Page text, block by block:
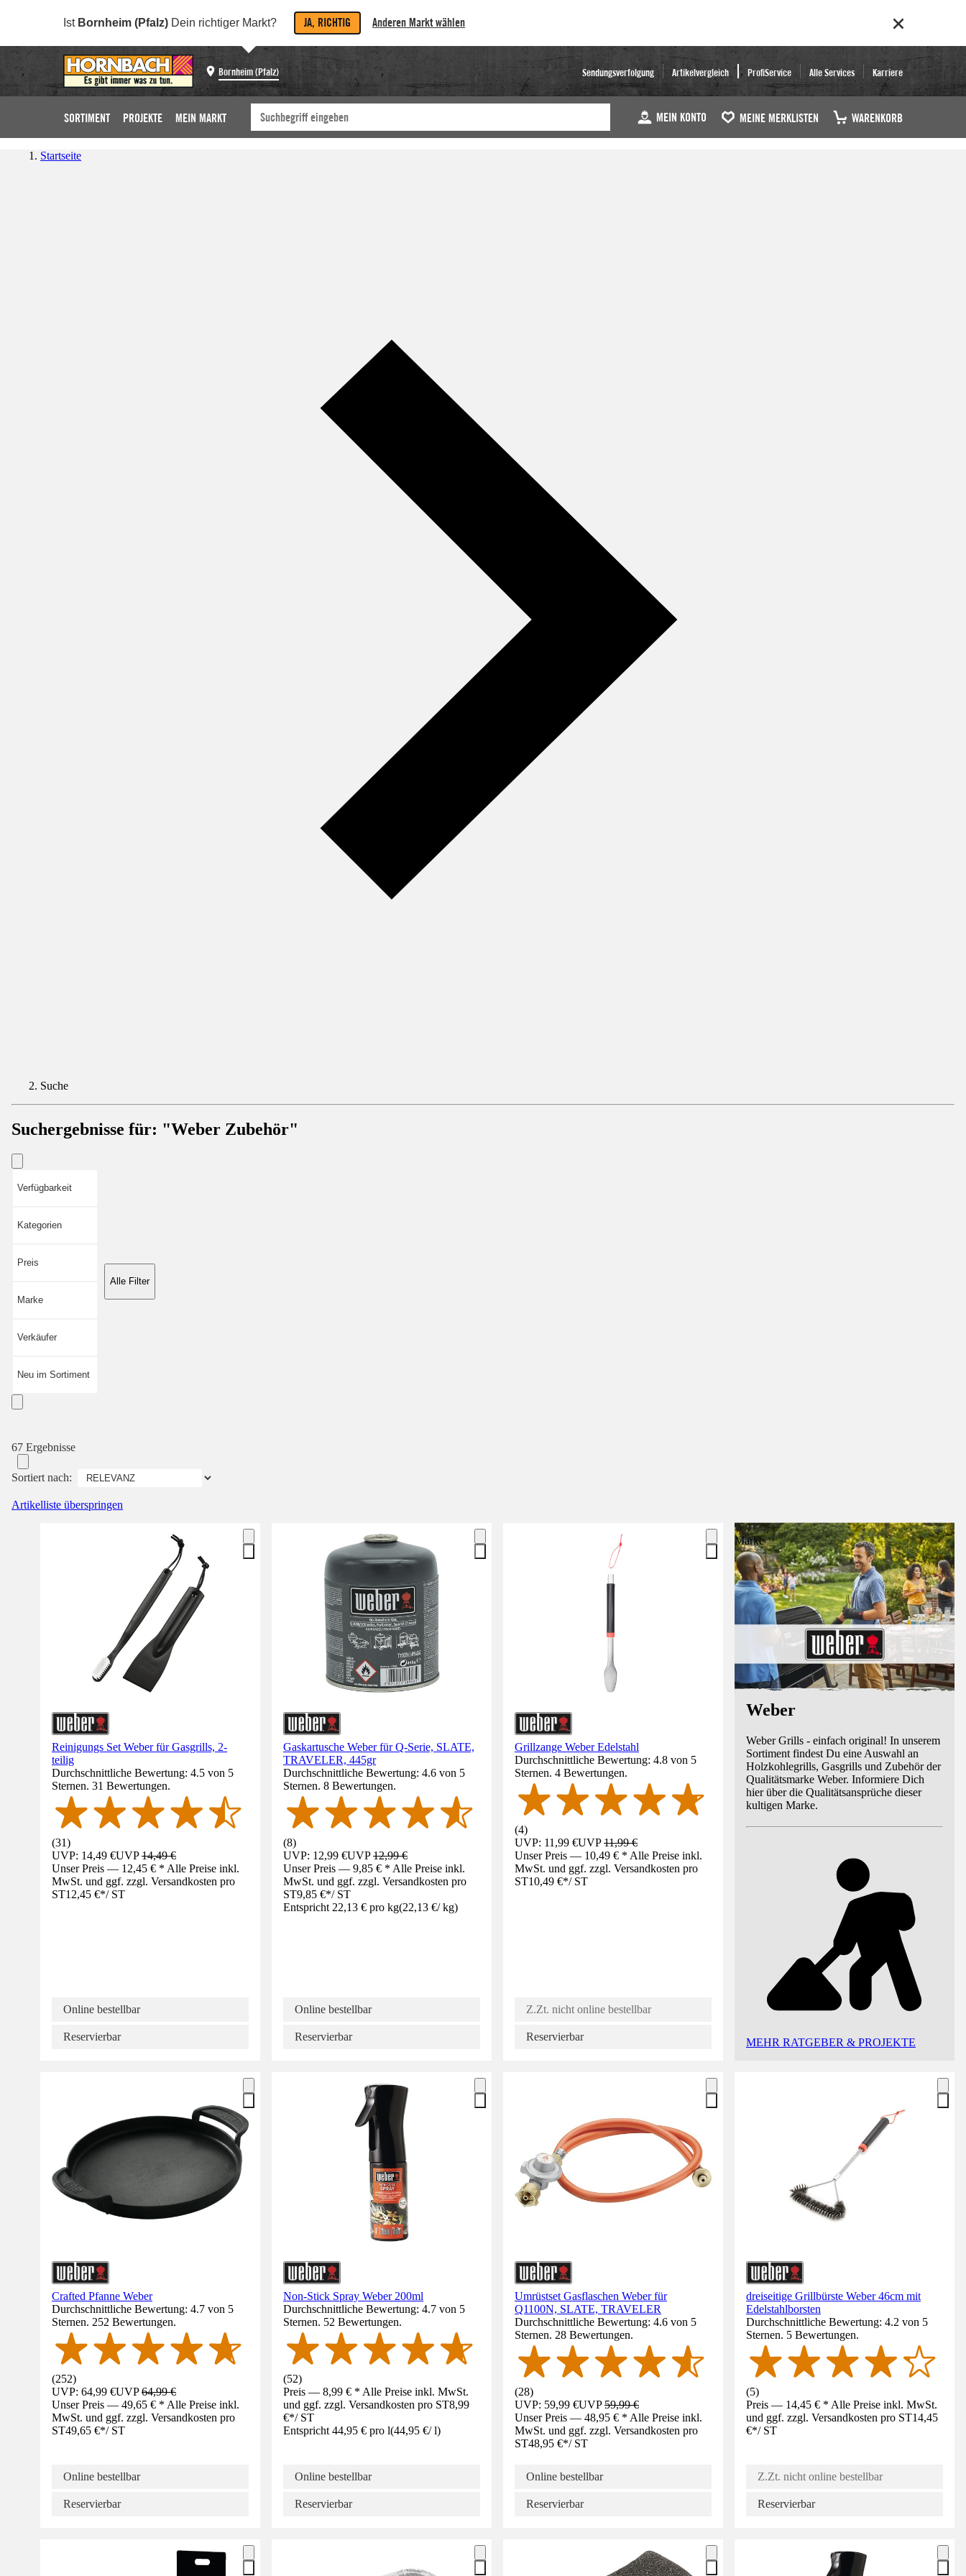
Ist Bornheim (Pfalz) Dein richtiger Markt? JA, RICHTIG Anderen Markt wählen
Bornheim (Pfalz) Sendungsverfolgung Artikelvergleich ProfiService Alle Services Karriere
SORTIMENT PROJEKTE MEIN MARKT MEIN KONTO MEINE MERKLISTEN WARENKORB
Startseite
Suche
Suchergebnisse für: "Weber Zubehör"
Verfügbarkeit
Kategorien
Preis
Marke
Verkäufer
Neu im Sortiment
Alle Filter
67 Ergebnisse
Sortiert nach:
Artikelliste überspringen
Reinigungs Set Weber für Gasgrills, 2-
teilig
Durchschnittliche Bewertung: 4.5 von 5
Sternen. 31 Bewertungen.
(31)
UVP: 14,49 €UVP14,49 €
Unser Preis — 12,45 € * Alle Preise inkl.
MwSt. und ggf. zzgl. Versandkosten pro
ST12,45 €*/ ST
Online bestellbar
Reservierbar
Gaskartusche Weber für Q-Serie, SLATE,
TRAVELER, 445gr
Durchschnittliche Bewertung: 4.6 von 5
Sternen. 8 Bewertungen.
(8)
UVP: 12,99 €UVP12,99 €
Unser Preis — 9,85 € * Alle Preise inkl.
MwSt. und ggf. zzgl. Versandkosten pro
ST9,85 €*/ ST
Entspricht 22,13 € pro kg(22,13 €/ kg)
Online bestellbar
Reservierbar
Grillzange Weber Edelstahl
Durchschnittliche Bewertung: 4.8 von 5
Sternen. 4 Bewertungen.
(4)
UVP: 11,99 €UVP11,99 €
Unser Preis — 10,49 € * Alle Preise inkl.
MwSt. und ggf. zzgl. Versandkosten pro
ST10,49 €*/ ST
Z.Zt. nicht online bestellbar
Reservierbar
Marke
Weber
Weber Grills - einfach original! In unserem
Sortiment findest Du eine Auswahl an
Holzkohlegrills, Gasgrills und Zubehör der
Qualitätsmarke Weber. Informiere Dich
hier über die Qualitätsansprüche dieser
kultigen Marke.
MEHR RATGEBER & PROJEKTE
Crafted Pfanne Weber
Durchschnittliche Bewertung: 4.7 von 5
Sternen. 252 Bewertungen.
(252)
UVP: 64,99 €UVP64,99 €
Unser Preis — 49,65 € * Alle Preise inkl.
MwSt. und ggf. zzgl. Versandkosten pro
ST49,65 €*/ ST
Online bestellbar
Reservierbar
Non-Stick Spray Weber 200ml
Durchschnittliche Bewertung: 4.7 von 5
Sternen. 52 Bewertungen.
(52)
Preis — 8,99 € * Alle Preise inkl. MwSt.
und ggf. zzgl. Versandkosten pro ST8,99
€*/ ST
Entspricht 44,95 € pro l(44,95 €/ l)
Online bestellbar
Reservierbar
Umrüstset Gasflaschen Weber für
Q1100N, SLATE, TRAVELER
Durchschnittliche Bewertung: 4.6 von 5
Sternen. 28 Bewertungen.
(28)
UVP: 59,99 €UVP59,99 €
Unser Preis — 48,95 € * Alle Preise inkl.
MwSt. und ggf. zzgl. Versandkosten pro
ST48,95 €*/ ST
Online bestellbar
Reservierbar
dreiseitige Grillbürste Weber 46cm mit
Edelstahlborsten
Durchschnittliche Bewertung: 4.2 von 5
Sternen. 5 Bewertungen.
(5)
Preis — 14,45 € * Alle Preise inkl. MwSt.
und ggf. zzgl. Versandkosten pro ST14,45
€*/ ST
Z.Zt. nicht online bestellbar
Reservierbar